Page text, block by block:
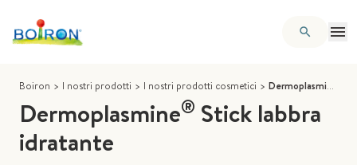
Boiron > I nostri prodotti > I nostri prodotti cosmetici > Dermoplasmine® Stick labbra idratante
Dermoplasmine® Stick labbra
idratante